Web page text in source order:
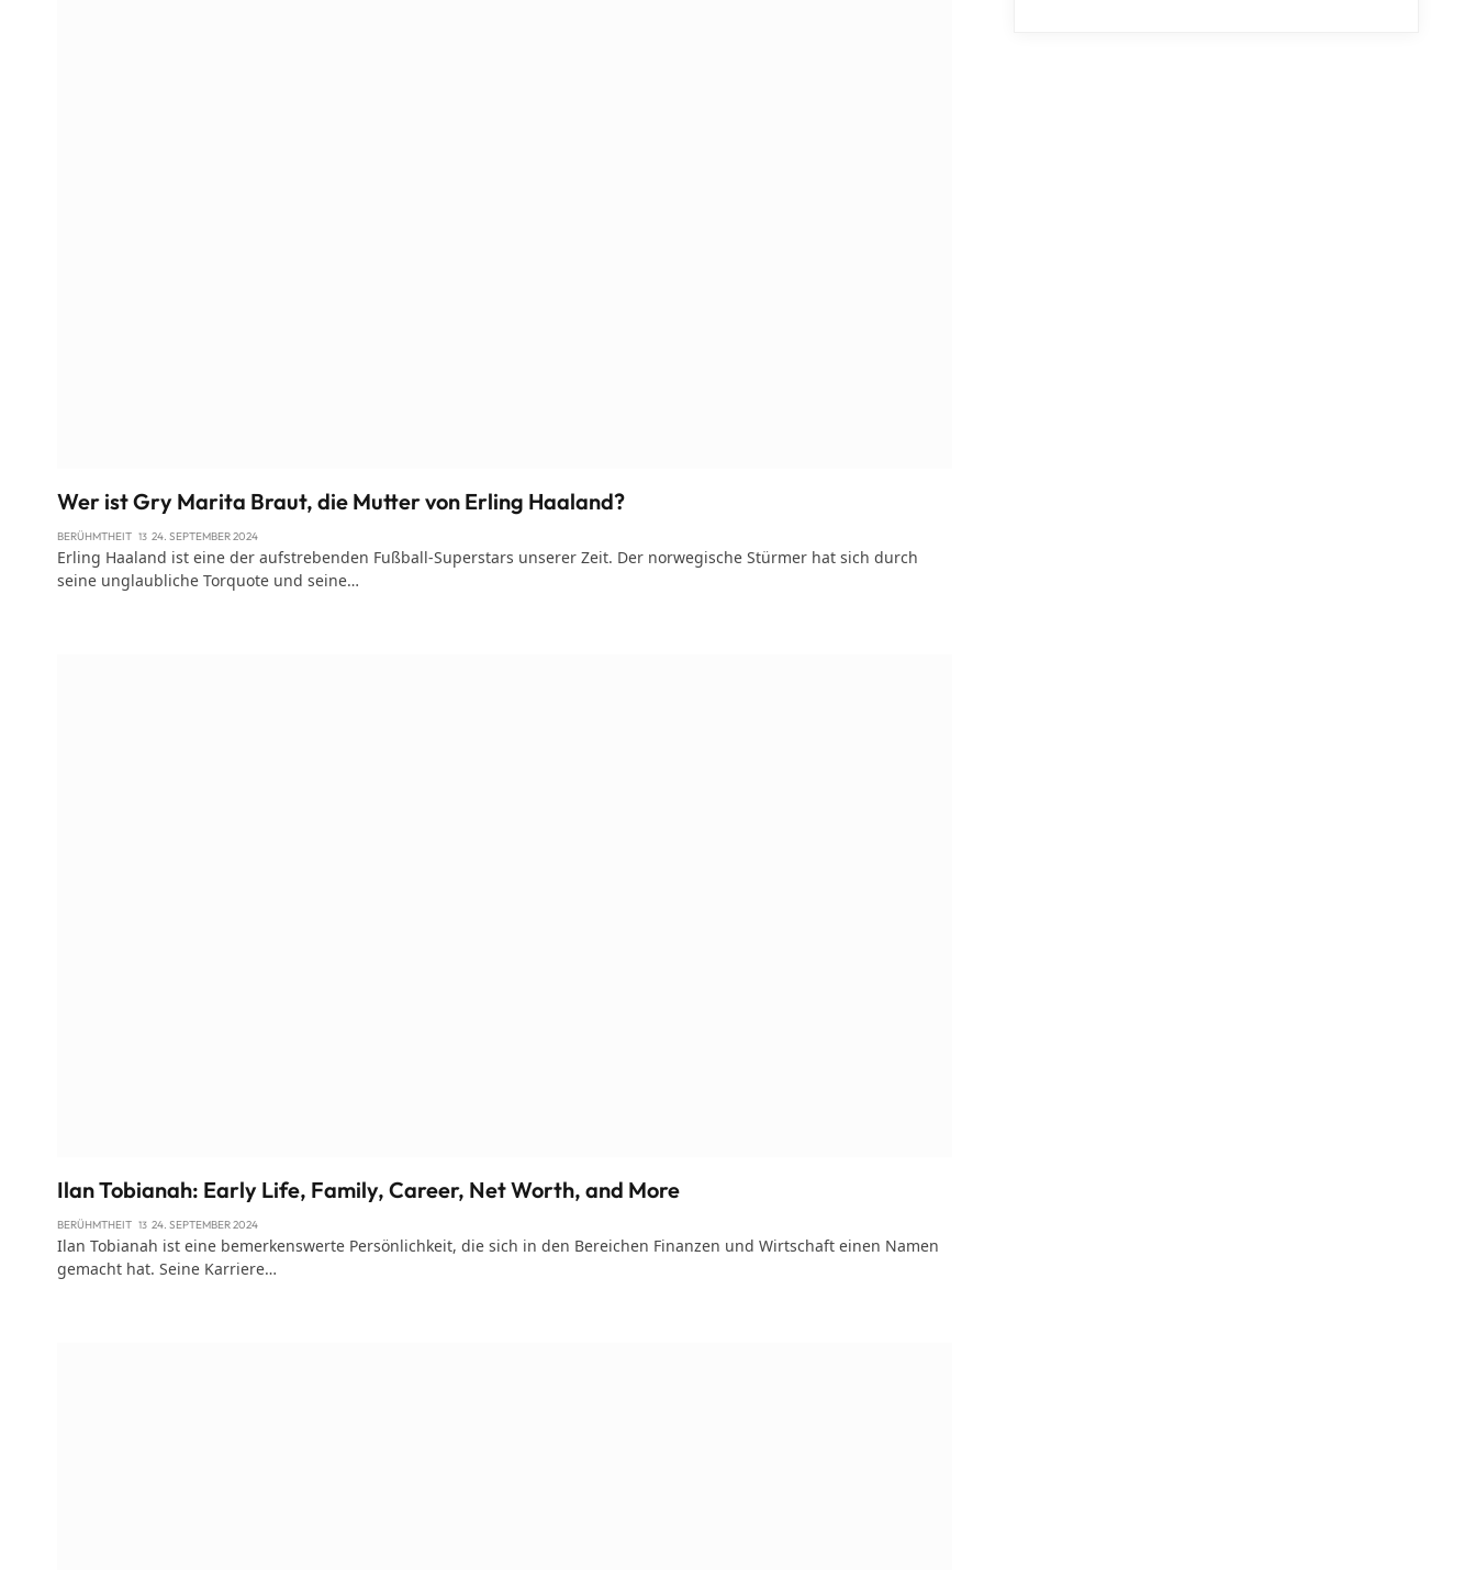
Wer ist Gry Marita Braut, die Mutter von Erling Haaland?
BERÜHMTHEIT 24. SEPTEMBER 2024
Erling Haaland ist eine der aufstrebenden Fußball-Superstars unserer Zeit. Der norwegische Stürmer hat sich durch
seine unglaubliche Torquote und seine…
Ilan Tobianah: Early Life, Family, Career, Net Worth, and More
BERÜHMTHEIT 24. SEPTEMBER 2024
Ilan Tobianah ist eine bemerkenswerte Persönlichkeit, die sich in den Bereichen Finanzen und Wirtschaft einen Namen
gemacht hat. Seine Karriere…